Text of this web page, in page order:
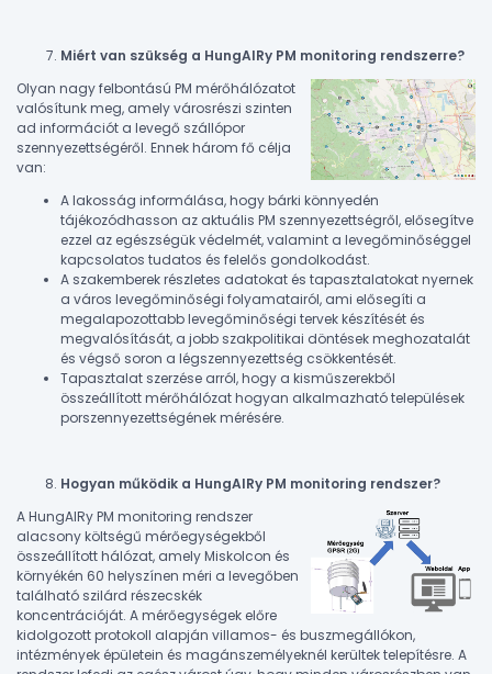
Miért van szükség a HungAIRy PM monitoring rendszerre?
Olyan nagy felbontású PM mérőhálózatot
valósítunk meg, amely városrészi szinten
ad információt a levegő szállópor
szennyezettségéről. Ennek három fő célja
van:
A lakosság informálása, hogy bárki könnyedén
tájékozódhasson az aktuális PM szennyezettségről, elősegítve
ezzel az egészségük védelmét, valamint a levegőminőséggel
kapcsolatos tudatos és felelős gondolkodást.
A szakemberek részletes adatokat és tapasztalatokat nyernek
a város levegőminőségi folyamatairól, ami elősegíti a
megalapozottabb levegőminőségi tervek készítését és
megvalósítását, a jobb szakpolitikai döntések meghozatalát
és végső soron a légszennyezettség csökkentését.
Tapasztalat szerzése arról, hogy a kisműszerekből
összeállított mérőhálózat hogyan alkalmazható települések
porszennyezettségének mérésére.
Hogyan működik a HungAIRy PM monitoring rendszer?
A HungAIRy PM monitoring rendszer
alacsony költségű mérőegységekből
összeállított hálózat, amely Miskolcon és
környékén 60 helyszínen méri a levegőben
található szilárd részecskék
koncentrációját. A mérőegységek előre
kidolgozott protokoll alapján villamos- és buszmegállókon,
intézmények épületein és magánszemélyeknél kerültek telepítésre. A